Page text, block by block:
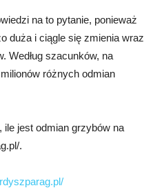
na to pytanie, ponieważ
duża i ciągle się zmienia wraz
Według szacunków, na
różnych odmian
ile jest odmian grzybów na
.